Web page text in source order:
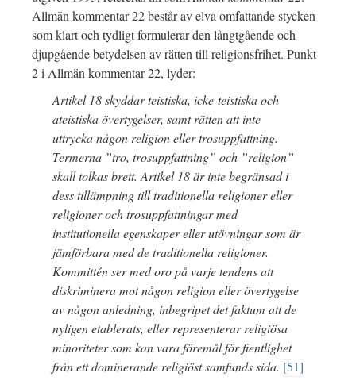
Allmän kommentar 22 består av elva omfattande stycken
som klart och tydligt formulerar den långtgående och
djupgående betydelsen av rätten till religionsfrihet. Punkt
2 i Allmän kommentar 22, lyder:
Artikel 18 skyddar teistiska, icke-teistiska och
ateistiska övertygelser, samt rätten att inte
uttrycka någon religion eller trosuppfattning.
Termerna ”tro, trosuppfattning” och ”religion”
skall tolkas brett. Artikel 18 är inte begränsad i
dess tillämpning till traditionella religioner eller
religioner och trosuppfattningar med
institutionella egenskaper eller utövningar som är
jämförbara med de traditionella religioner.
Kommittén ser med oro på varje tendens att
diskriminera mot någon religion eller övertygelse
av någon anledning, inbegripet det faktum att de
nyligen etablerats, eller representerar religiösa
minoriteter som kan vara föremål för fientlighet
från ett dominerande religiöst samfunds sida. [51]